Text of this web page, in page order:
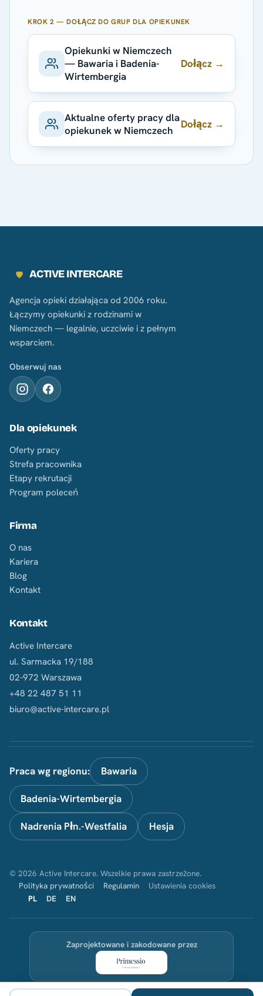
KROK 2 — DOŁĄCZ DO GRUP DLA OPIEKUNEK
Opiekunki w Niemczech
— Bawaria i Badenia-
Wirtembergia
Dołącz →
Aktualne oferty pracy dla
opiekunek w Niemczech
Dołącz →
ACTIVE INTERCARE
Agencja opieki działająca od 2006 roku.
Łączymy opiekunki z rodzinami w
Niemczech — legalnie, uczciwie i z pełnym
wsparciem.
Obserwuj nas
Dla opiekunek
Oferty pracy
Strefa pracownika
Etapy rekrutacji
Program poleceń
Firma
O nas
Kariera
Blog
Kontakt
Kontakt
Active Intercare
ul. Sarmacka 19/188
02-972 Warszawa
+48 22 487 51 11
biuro@active-intercare.pl
Praca wg regionu: Bawaria
Badenia-Wirtembergia
Nadrenia Płn.-Westfalia Hesja
© 2026 Active Intercare. Wszelkie prawa zastrzeżone.
Polityka prywatności
Regulamin
Ustawienia cookies
PL
DE EN
Zaprojektowane i zakodowane przez